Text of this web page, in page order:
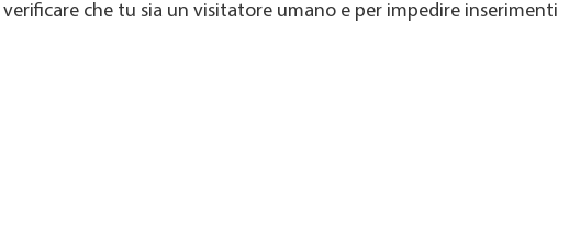
che tu sia un visitatore umano e per impedire inserimenti